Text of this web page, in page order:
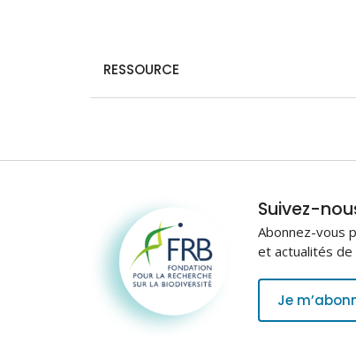
RESSOURCE
Fondation pour la
recherche sur la
biodiversité
Suivez-
Abonnez-vous
et actualités de
Je